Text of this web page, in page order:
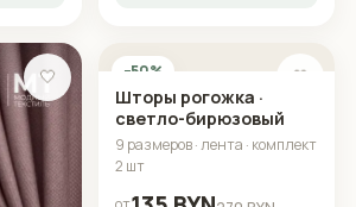
🤍 −50% 🤍